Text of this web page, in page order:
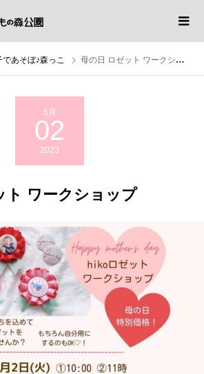
であそぼ♪森っこ 母の日 ロゼット ワークショップ
5月
02
2023
ト ワークショップ